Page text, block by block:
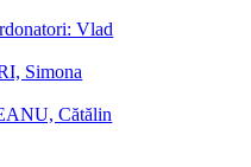
Vlad
Simona
Cătălin